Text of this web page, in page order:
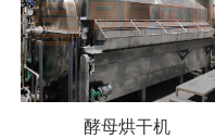
酵母烘干机